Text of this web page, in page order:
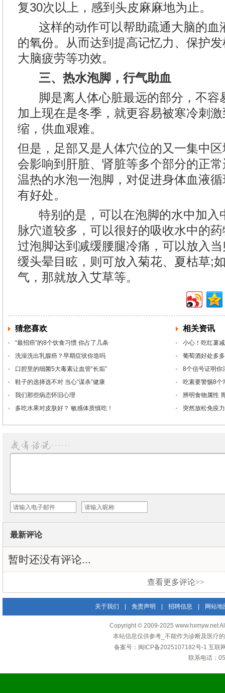
复30次以上，感到头皮麻麻地为止。
这样的动作可以帮助疏通大脑的血
的氧份。从而达到提高记忆力、保护
大脑疲劳等功效。
三、热水泡脚，行气助血
脚是离人体心脏最远的部分，不容
加上现在是冬季，就更容易被寒冷刺
缩，供血艰难。
但是，足部又是人体穴位的又一集中
会影响到肝脏、肾脏等多个部分的正
温热的水泡一泡脚，对促进身体血液
有好处。
特别的是，可以在泡脚的水中加入
脉穴道较多，可以很好的吸收水中的
过泡脚达到减缓腰腿冷痛，可以放入
缓头晕目眩，则可放入菊花、夏枯草;
气，那就放入艾草等。
猜您喜欢
“最招癌”的8个饮食习惯 你占了几条
洗澡洗出乳腺癌？早期症状你造吗
口腔里的细菌5大毒素让血管“长垢”
鞋子的选择选不对 当心“谋杀”健康
我们那些病态怀旧心理
多吃水果对皮肤好？ 敏感体质慎吃！
相关资讯
小心！吃红薯
葡萄酒好处多
8个信号证明你
吃素要警惕8个
辨明食物属性
突然放松免疫
最新评论
暂时还没有评论...
查看更多评论>>
关于我们 免责声明 招聘信息 网站地
Copyright © 2009-2025 www.hxmyw.net
本站信息仅供参考_不能作为诊断及医疗
备案号： 闽ICP备2025107182号-1 互联
联系电话：